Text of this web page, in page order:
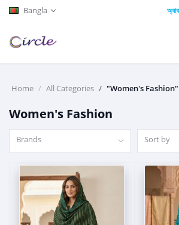
Bangla
Home All Categories "Women's Fashion"
Women's Fashion
Brands Sort by